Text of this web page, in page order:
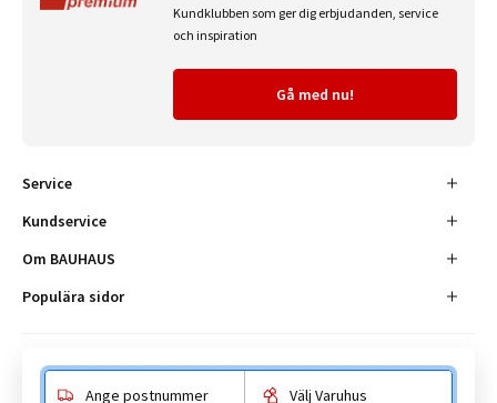
Kundklubben som ger dig erbjudanden, service
och inspiration
Gå med nu!
Service
Kundservice
Om BAUHAUS
Populära sidor
Ange postnummer Välj Varuhus